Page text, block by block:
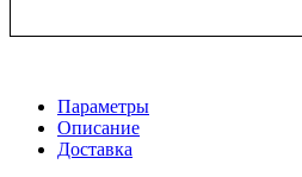
Параметры
Описание
Доставка